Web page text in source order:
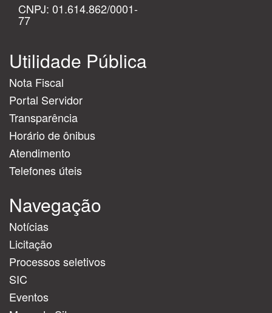
CNPJ: 01.614.862/0001-
77
Utilidade Pública
Nota Fiscal
Portal Servidor
Transparência
Horário de ônibus
Atendimento
Telefones úteis
Navegação
Notícias
Licitação
Processos seletivos
SIC
Eventos